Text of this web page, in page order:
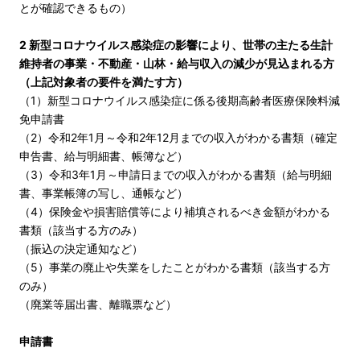
とが確認できるもの）
2 新型コロナウイルス感染症の影響により、世帯の主たる生計
維持者の事業・不動産・山林・給与収入の減少が見込まれる方
（上記対象者の要件を満たす方）
（1）新型コロナウイルス感染症に係る後期高齢者医療保険料減
免申請書
（2）令和2年1月～令和2年12月までの収入がわかる書類（確定
申告書、給与明細書、帳簿など）
（3）令和3年1月～申請日までの収入がわかる書類（給与明細
書、事業帳簿の写し、通帳など）
（4）保険金や損害賠償等により補填されるべき金額がわかる
書類（該当する方のみ）
（振込の決定通知など）
（5）事業の廃止や失業をしたことがわかる書類（該当する方
のみ）
（廃業等届出書、離職票など）
申請書